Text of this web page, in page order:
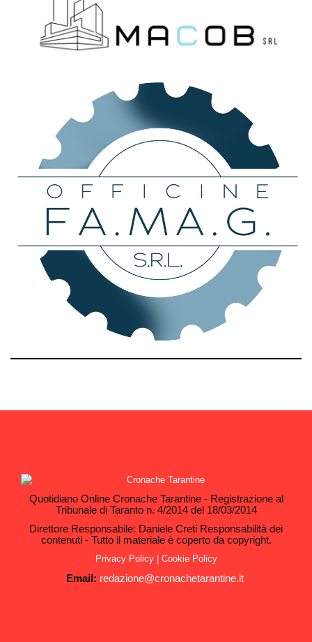
Quotidiano Online Cronache Tarantine - Registrazione al
Tribunale di Taranto n. 4/2014 del 18/03/2014
Direttore Responsabile: Daniele Creti Responsabilità dei
contenuti - Tutto il materiale è coperto da copyright.
Privacy Policy| Cookie Policy
Email: redazione@cronachetarantine.it